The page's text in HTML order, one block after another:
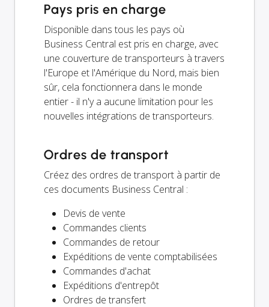
Pays pris en charge
Disponible dans tous les pays où
Business Central est pris en charge, avec
une couverture de transporteurs à travers
l'Europe et l'Amérique du Nord, mais bien
sûr, cela fonctionnera dans le monde
entier - il n'y a aucune limitation pour les
nouvelles intégrations de transporteurs.
Ordres de transport
Créez des ordres de transport à partir de
ces documents Business Central :
Devis de vente
Commandes clients
Commandes de retour
Expéditions de vente comptabilisées
Commandes d'achat
Expéditions d'entrepôt
Ordres de transfert